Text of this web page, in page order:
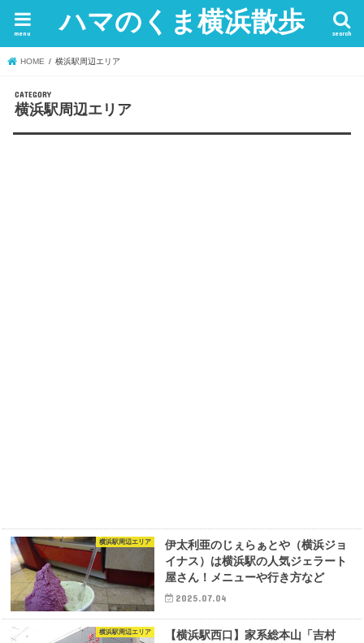
ハマのくま横浜散歩 search
menu
HOME 横浜駅周辺エリア
横浜駅周辺エリア
横浜駅周辺エリア
伊太利亜のじぇらぁとや（横浜ジョ
イナス）は横浜駅の人気ジェラート
屋さん！メニューや行き方など
2025.07.04
横浜駅周辺エリア
【横浜駅西口】家系総本山「吉村